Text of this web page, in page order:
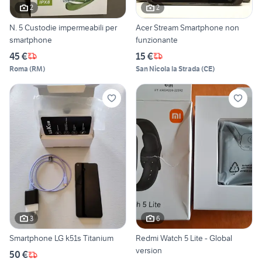
2
N. 5 Custodie impermeabili per
smartphone
45 €
Roma (RM)
2
Acer Stream Smartphone non
funzionante
15 €
San Nicola la Strada (CE)
3
Smartphone LG k51s Titanium
50 €
6
Redmi Watch 5 Lite - Global
version